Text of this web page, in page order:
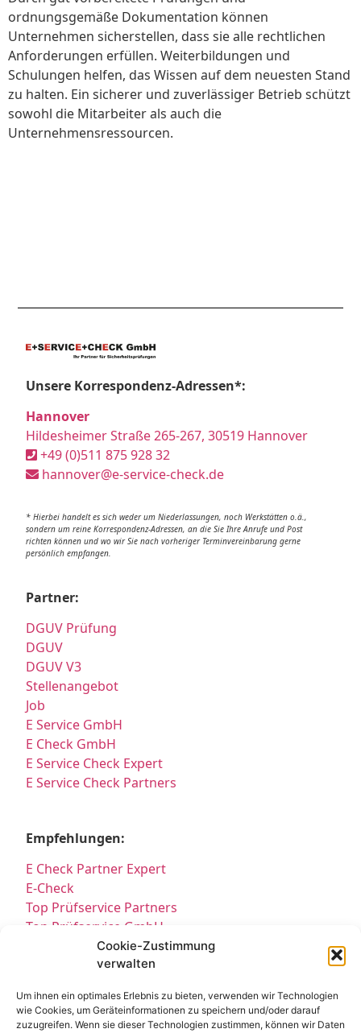
Cookie-Zustimmung
verwalten
Um ihnen ein optimales Erlebnis zu bieten, verwenden wir Technologien
wie Cookies, um Geräteinformationen zu speichern und/oder darauf
zuzugreifen. Wenn sie dieser Technologien zustimmen, können wir Daten
ordnungsgemäße Dokumentation können
Unternehmen sicherstellen, dass sie alle rechtlichen
Anforderungen erfüllen. Weiterbildungen und
Schulungen helfen, das Wissen auf dem neuesten Stand
zu halten. Ein sicherer und zuverlässiger Betrieb schützt
sowohl die Mitarbeiter als auch die
Unternehmensressourcen.
Unsere Korrespondenz-Adressen*:
Hannover
Hildesheimer Straße 265-267, 30519 Hannover
+49 (0)511 875 928 32
hannover@e-service-check.de
* Hierbei handelt es sich weder um Niederlassungen, noch Werkstätten o.ä.,
sondern um reine Korrespondenz-Adressen, an die Sie Ihre Anrufe und Post
richten können und wo wir Sie nach vorheriger Terminvereinbarung gerne
persönlich empfangen.
Partner:
DGUV Prüfung
DGUV
DGUV V3
Stellenangebot
Job
E Service GmbH
E Check GmbH
E Service Check Expert
E Service Check Partners
Empfehlungen:
E Check Partner Expert
E-Check
Top Prüfservice Partners
Top Prüfservice GmbH
Prüfung DGUV3 GmbH
Sicherheitsprüfungen Partners
Prüfung E-Check Expert
Prüfung elektrischer Anlagen